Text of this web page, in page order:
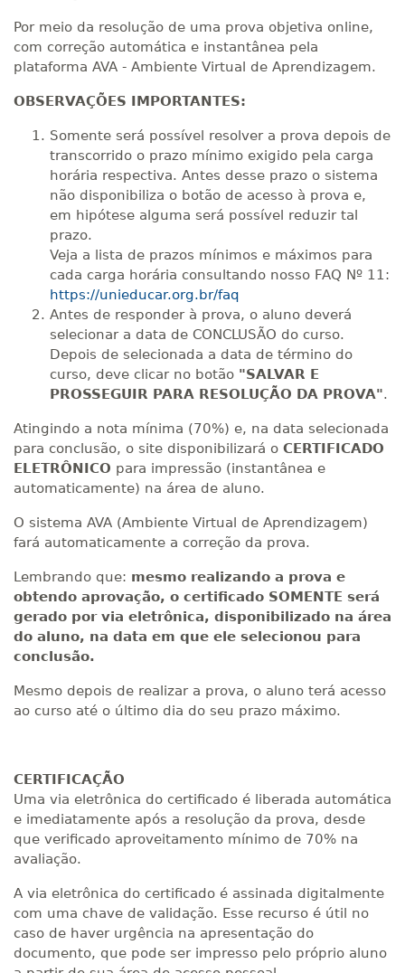
Por meio da resolução de uma prova objetiva online,
com correção automática e instantânea pela
plataforma AVA - Ambiente Virtual de Aprendizagem.
OBSERVAÇÕES IMPORTANTES:
Somente será possível resolver a prova depois de
transcorrido o prazo mínimo exigido pela carga
horária respectiva. Antes desse prazo o sistema
não disponibiliza o botão de acesso à prova e,
em hipótese alguma será possível reduzir tal
prazo.
Veja a lista de prazos mínimos e máximos para
cada carga horária consultando nosso FAQ Nº 11:
https://unieducar.org.br/faq
Antes de responder à prova, o aluno deverá
selecionar a data de CONCLUSÃO do curso.
Depois de selecionada a data de término do
curso, deve clicar no botão "SALVAR E
PROSSEGUIR PARA RESOLUÇÃO DA PROVA".
Atingindo a nota mínima (70%) e, na data selecionada
para conclusão, o site disponibilizará o CERTIFICADO
ELETRÔNICO para impressão (instantânea e
automaticamente) na área de aluno.
O sistema AVA (Ambiente Virtual de Aprendizagem)
fará automaticamente a correção da prova.
Lembrando que: mesmo realizando a prova e
obtendo aprovação, o certificado SOMENTE será
gerado por via eletrônica, disponibilizado na área
do aluno, na data em que ele selecionou para
conclusão.
Mesmo depois de realizar a prova, o aluno terá acesso
ao curso até o último dia do seu prazo máximo.
CERTIFICAÇÃO
Uma via eletrônica do certificado é liberada automática
e imediatamente após a resolução da prova, desde
que verificado aproveitamento mínimo de 70% na
avaliação.
A via eletrônica do certificado é assinada digitalmente
com uma chave de validação. Esse recurso é útil no
caso de haver urgência na apresentação do
documento, que pode ser impresso pelo próprio aluno